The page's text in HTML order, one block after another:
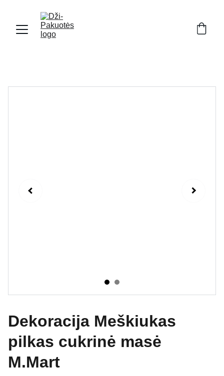
Dekoracija Meškiukas
pilkas cukrinė masė
M.Mart